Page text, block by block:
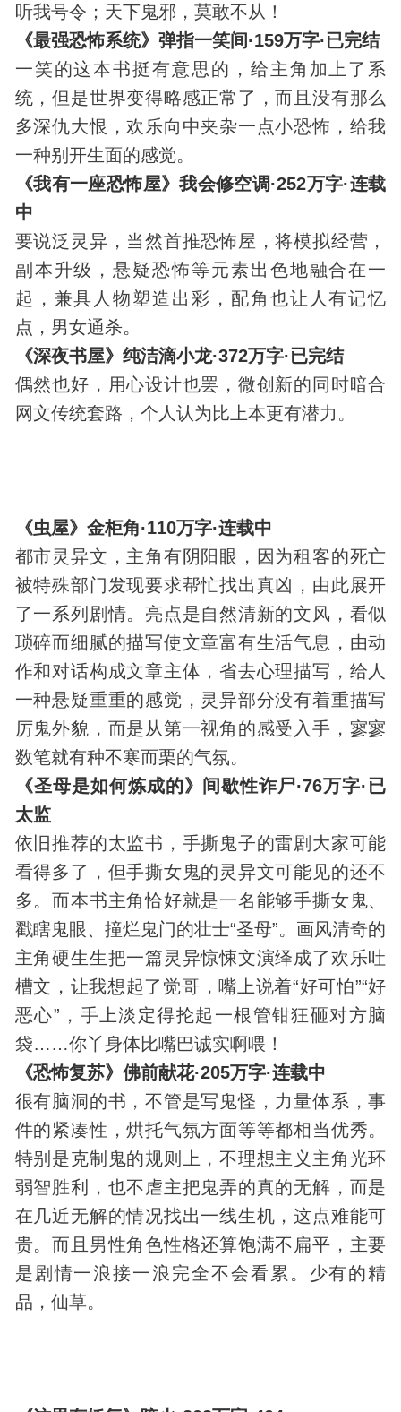
听我号令；天下鬼邪，莫敢不从！
《最强恐怖系统》弹指一笑间·159万字·已完结
一笑的这本书挺有意思的，给主角加上了系
统，但是世界变得略感正常了，而且没有那么
多深仇大恨，欢乐向中夹杂一点小恐怖，给我
一种别开生面的感觉。
《我有一座恐怖屋》我会修空调·252万字·连载
中
要说泛灵异，当然首推恐怖屋，将模拟经营，
副本升级，悬疑恐怖等元素出色地融合在一
起，兼具人物塑造出彩，配角也让人有记忆
点，男女通杀。
《深夜书屋》纯洁滴小龙·372万字·已完结
偶然也好，用心设计也罢，微创新的同时暗合
网文传统套路，个人认为比上本更有潜力。
《虫屋》金柜角·110万字·连载中
都市灵异文，主角有阴阳眼，因为租客的死亡
被特殊部门发现要求帮忙找出真凶，由此展开
了一系列剧情。亮点是自然清新的文风，看似
琐碎而细腻的描写使文章富有生活气息，由动
作和对话构成文章主体，省去心理描写，给人
一种悬疑重重的感觉，灵异部分没有着重描写
厉鬼外貌，而是从第一视角的感受入手，寥寥
数笔就有种不寒而栗的气氛。
《圣母是如何炼成的》间歇性诈尸·76万字·已
太监
依旧推荐的太监书，手撕鬼子的雷剧大家可能
看得多了，但手撕女鬼的灵异文可能见的还不
多。而本书主角恰好就是一名能够手撕女鬼、
戳瞎鬼眼、撞烂鬼门的壮士“圣母”。画风清奇的
主角硬生生把一篇灵异惊悚文演绎成了欢乐吐
槽文，让我想起了觉哥，嘴上说着“好可怕”“好
恶心”，手上淡定得抡起一根管钳狂砸对方脑
袋……你丫身体比嘴巴诚实啊喂！
《恐怖复苏》佛前献花·205万字·连载中
很有脑洞的书，不管是写鬼怪，力量体系，事
件的紧凑性，烘托气氛方面等等都相当优秀。
特别是克制鬼的规则上，不理想主义主角光环
弱智胜利，也不虐主把鬼弄的真的无解，而是
在几近无解的情况找出一线生机，这点难能可
贵。而且男性角色性格还算饱满不扁平，主要
是剧情一浪接一浪完全不会看累。少有的精
品，仙草。